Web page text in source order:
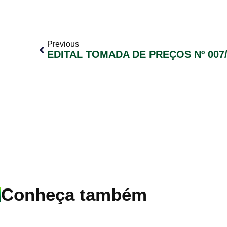
Previous
EDITAL TOMADA DE PREÇOS Nº
Conheça também